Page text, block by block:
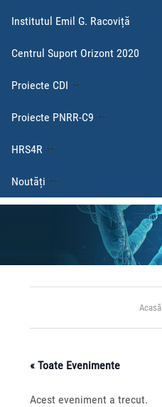
Institutul Emil G. Racoviță
Centrul Suport Orizont 2020
Proiecte CDI
Proiecte PNRR-C9
HRS4R
Noutăți
Acasă
« Toate Evenimente
Acest eveniment a trecut.